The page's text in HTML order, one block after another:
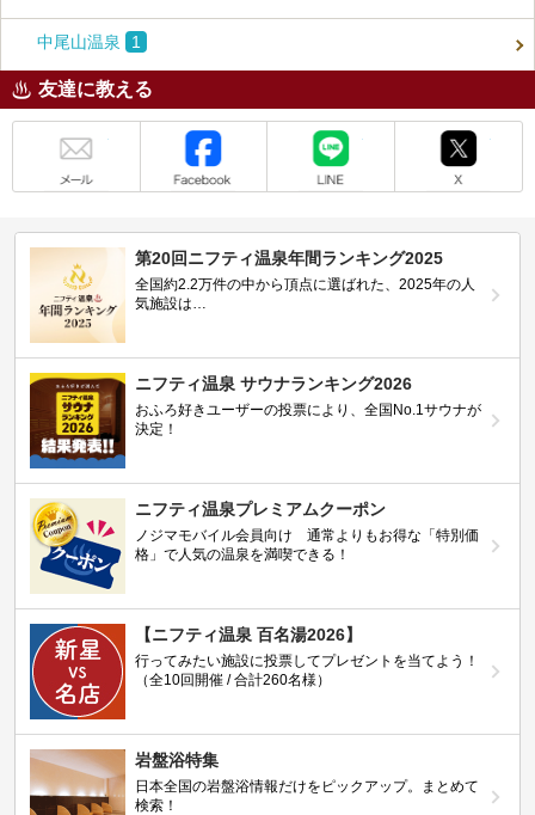
中尾山温泉 1
友達に教える
第20回ニフティ温泉年間ランキング2025
全国約2.2万件の中から頂点に選ばれた、2025年の人
気施設は…
ニフティ温泉 サウナランキング2026
おふろ好きユーザーの投票により、全国No.1サウナが
決定！
ニフティ温泉プレミアムクーポン
ノジマモバイル会員向け 通常よりもお得な「特別価
格」で人気の温泉を満喫できる！
【ニフティ温泉 百名湯2026】
行ってみたい施設に投票してプレゼントを当てよう！
（全10回開催 / 合計260名様）
岩盤浴特集
日本全国の岩盤浴情報だけをピックアップ。まとめて
検索！